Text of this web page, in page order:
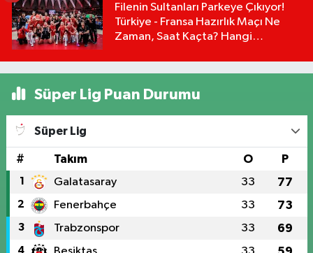
Filenin Sultanları Parkeye Çıkıyor!
Türkiye - Fransa Hazırlık Maçı Ne
Zaman, Saat Kaçta? Hangi
Süper Lig Puan Durumu
Süper Lig
# Takım O P
1 Galatasaray 33 77
2 Fenerbahçe 33 73
3 Trabzonspor 33 69
4